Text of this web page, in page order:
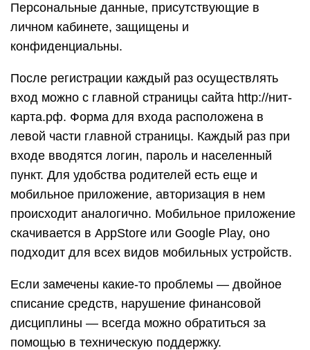
Персональные данные, присутствующие в
личном кабинете, защищены и
конфиденциальны.
После регистрации каждый раз осуществлять
вход можно с главной страницы сайта http://нит-
карта.рф. Форма для входа расположена в
левой части главной страницы. Каждый раз при
входе вводятся логин, пароль и населенный
пункт. Для удобства родителей есть еще и
мобильное приложение, авторизация в нем
происходит аналогично. Мобильное приложение
скачивается в AppStore или Google Play, оно
подходит для всех видов мобильных устройств.
Если замечены какие-то проблемы — двойное
списание средств, нарушение финансовой
дисциплины — всегда можно обратиться за
помощью в техническую поддержку.